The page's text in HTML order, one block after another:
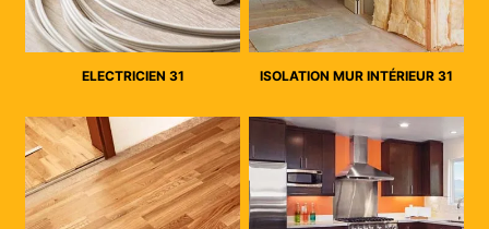
ELECTRICIEN 31 ISOLATION MUR INTÉRIEUR 31